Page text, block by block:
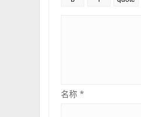
名称*